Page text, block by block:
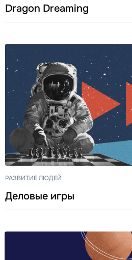
Dragon Dreaming
РАЗВИТИЕ ЛЮДЕЙ
Деловые игры